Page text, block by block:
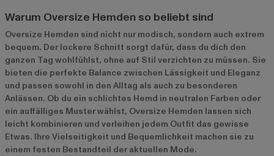
Warum Oversize Hemden so beliebt sind
Oversize Hemden sind nicht nur modisch, sondern auch extrem
bequem. Der lockere Schnitt sorgt dafür, dass du dich den
ganzen Tag wohlfühlst, ohne auf Stil verzichten zu müssen. Sie
bieten die perfekte Balance zwischen Lässigkeit und Eleganz
und passen sowohl in den Alltag als auch zu besonderen
Anlässen. Ob du ein schlichtes Hemd in neutralen Farben oder
ein auffälliges Muster wählst, Oversize Hemden lassen sich
leicht kombinieren und verleihen jedem Outfit das gewisse
Etwas. Ihre Vielseitigkeit und Bequemlichkeit machen sie zu
einem festen Bestandteil der aktuellen Mode.